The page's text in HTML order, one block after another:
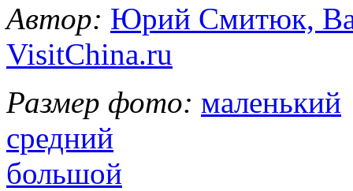
Автор: Юрий Смитюк,
VisitChina.ru
Размер фото: маленький
средний
большой